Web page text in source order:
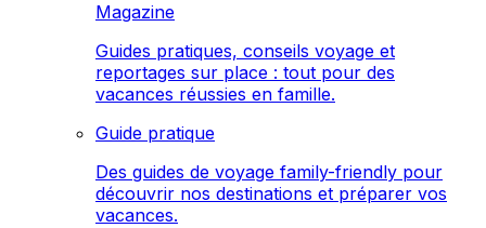
Magazine
Guides pratiques, conseils voyage et
reportages sur place : tout pour des
vacances réussies en famille.
Guide pratique
Des guides de voyage family-friendly pour
découvrir nos destinations et préparer vos
vacances.